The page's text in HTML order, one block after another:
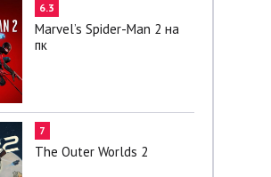
6.3
Marvel’s Spider-Man 2 на
пк
7
The Outer Worlds 2